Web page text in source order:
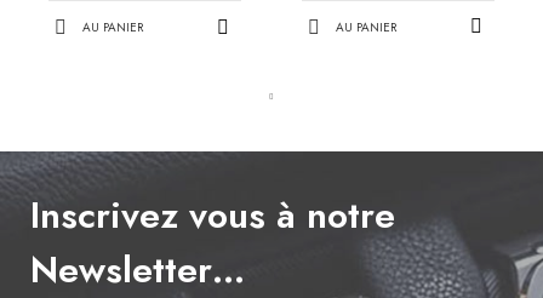
AU PANIER AU PANIER
Inscrivez vous à notre
Newsletter…